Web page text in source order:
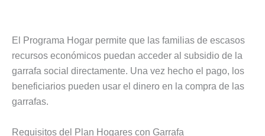
El Programa Hogar permite que las familias de escasos
recursos económicos puedan acceder al subsidio de la
garrafa social directamente. Una vez hecho el pago, los
beneficiarios pueden usar el dinero en la compra de las
garrafas.
Requisitos del Plan Hogares con Garrafa